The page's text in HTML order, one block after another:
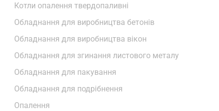
Котли опалення твердопаливні
Обладнання для виробництва бетонів
Обладнання для виробництва вікон
Обладнання для згинання листового металу
Обладнання для пакування
Обладнання для подрібнення
Опалення